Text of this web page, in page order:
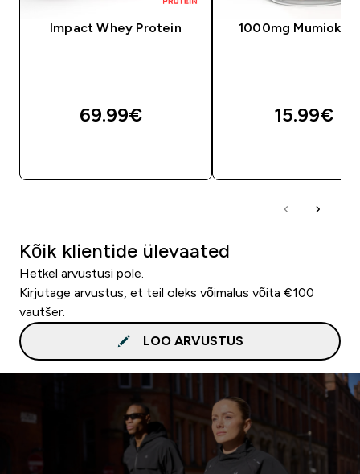
Impact Whey Protein
69.99€‎
1000mg
15.99€‎
Kõik klientide ülevaated
Hetkel arvustusi pole.
Kirjutage arvustus, et teil oleks võimalus võita €100
vautšer.
LOO ARVUSTUS